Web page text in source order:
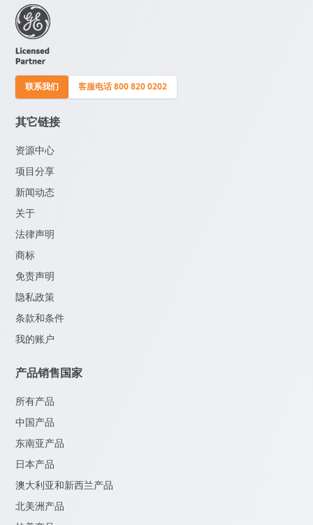
联系我们 客服电话 800 820 0202
其它链接
资源中心
项目分享
新闻动态
关于
法律声明
商标
免责声明
隐私政策
条款和条件
我的账户
产品销售国家
所有产品
中国产品
东南亚产品
日本产品
澳大利亚和新西兰产品
北美洲产品